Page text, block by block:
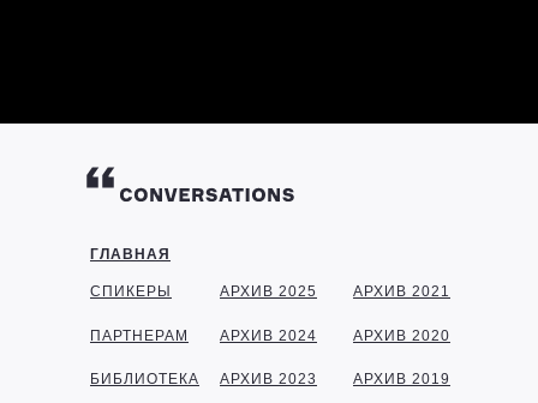
ГЛАВНАЯ
СПИКЕРЫ
ПАРТНЕРАМ
БИБЛИОТЕКА
АРХИВ 2025
АРХИВ 2024
АРХИВ 2023
АРХИВ 2021
АРХИВ 2020
АРХИВ 2019